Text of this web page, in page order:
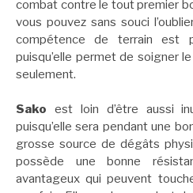
combat contre le tout premier
vous pouvez sans souci
compétence de terrain est
puisqu’elle permet de soigner
seulement.
Sako est loin d’être aussi
puisqu’elle sera pendant une
grosse source de dégâts
possède une bonne
avantageux qui peuvent